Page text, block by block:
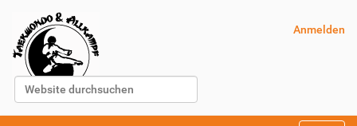
Website durchsuchen
Anmelden